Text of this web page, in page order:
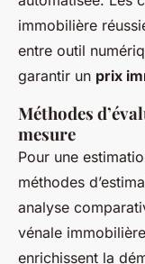
immobilière
entre outil
garantir un prix
Méthodes
mesure
Pour une
méthodes
analyse
vénale
enrichissent la